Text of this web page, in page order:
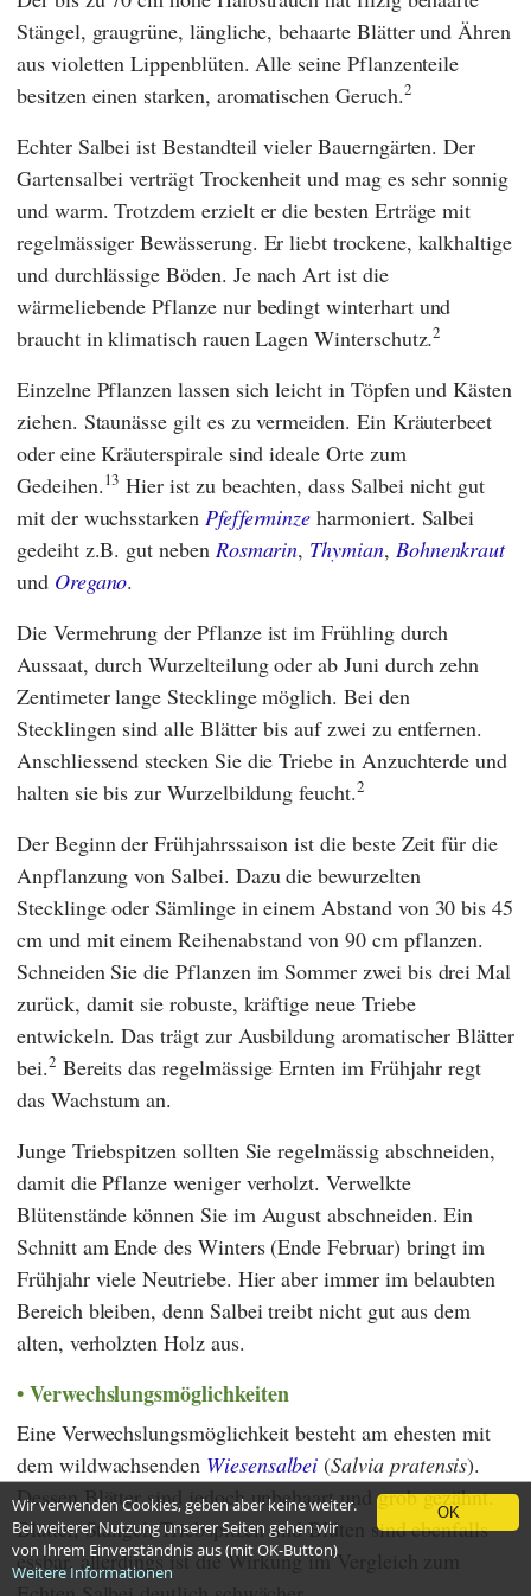
Stängel, graugrüne, längliche, behaarte Blätter und Ähren
aus violetten Lippenblüten. Alle seine Pflanzenteile
besitzen einen starken, aromatischen Geruch.2
Echter Salbei ist Bestandteil vieler Bauerngärten. Der
Gartensalbei verträgt Trockenheit und mag es sehr sonnig
und warm. Trotzdem erzielt er die besten Erträge mit
regelmässiger Bewässerung. Er liebt trockene, kalkhaltige
und durchlässige Böden. Je nach Art ist die
wärmeliebende Pflanze nur bedingt winterhart und
braucht in klimatisch rauen Lagen Winterschutz.2
Einzelne Pflanzen lassen sich leicht in Töpfen und Kästen
ziehen. Staunässe gilt es zu vermeiden. Ein Kräuterbeet
oder eine Kräuterspirale sind ideale Orte zum
Gedeihen.13 Hier ist zu beachten, dass Salbei nicht gut
mit der wuchsstarken Pfefferminze harmoniert. Salbei
gedeiht z.B. gut neben Rosmarin, Thymian, Bohnenkraut
und Oregano.
Die Vermehrung der Pflanze ist im Frühling durch
Aussaat, durch Wurzelteilung oder ab Juni durch zehn
Zentimeter lange Stecklinge möglich. Bei den
Stecklingen sind alle Blätter bis auf zwei zu entfernen.
Anschliessend stecken Sie die Triebe in Anzuchterde und
halten sie bis zur Wurzelbildung feucht.2
Der Beginn der Frühjahrssaison ist die beste Zeit für die
Anpflanzung von Salbei. Dazu die bewurzelten
Stecklinge oder Sämlinge in einem Abstand von 30 bis 45
cm und mit einem Reihenabstand von 90 cm pflanzen.
Schneiden Sie die Pflanzen im Sommer zwei bis drei Mal
zurück, damit sie robuste, kräftige neue Triebe
entwickeln. Das trägt zur Ausbildung aromatischer Blätter
bei.2 Bereits das regelmässige Ernten im Frühjahr regt
das Wachstum an.
Junge Triebspitzen sollten Sie regelmässig abschneiden,
damit die Pflanze weniger verholzt. Verwelkte
Blütenstände können Sie im August abschneiden. Ein
Schnitt am Ende des Winters (Ende Februar) bringt im
Frühjahr viele Neutriebe. Hier aber immer im belaubten
Bereich bleiben, denn Salbei treibt nicht gut aus dem
alten, verholzten Holz aus.
Verwechslungsmöglichkeiten
Eine Verwechslungsmöglichkeit besteht am ehesten mit
dem wildwachsenden Wiesensalbei (Salvia pratensis).
Dessen Blätter sind jedoch unbehaart und grob gezähnt.
Blätter, Stängel, Triebspitzen und Blüten sind ebenfalls
essbar, allerdings ist die Wirkung im Vergleich zum
OK
Wir verwenden Cookies, geben aber keine weiter.
Bei weiterer Nutzung unserer Seiten gehen wir
von Ihrem Einverständnis aus (mit OK-Button)
Weitere Informationen